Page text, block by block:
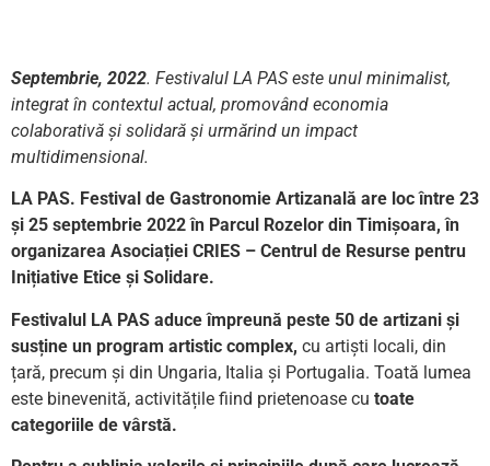
Septembrie, 2022. Festivalul LA PAS este unul minimalist,
integrat în contextul actual, promovând economia
colaborativă și solidară și urmărind un impact
multidimensional.
LA PAS. Festival de Gastronomie Artizanală are loc între 23
și 25 septembrie 2022 în Parcul Rozelor din Timișoara, în
organizarea Asociației CRIES – Centrul de Resurse pentru
Inițiative Etice și Solidare.
Festivalul LA PAS aduce împreună peste 50 de artizani și
susține un program artistic complex, cu artiști locali, din
țară, precum și din Ungaria, Italia și Portugalia. Toată lumea
este binevenită, activitățile fiind prietenoase cu toate
categoriile de vârstă.